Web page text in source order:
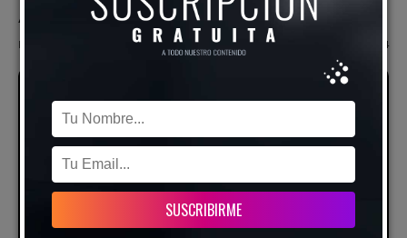
Atracción
Por 13 febrero, 2017 3184